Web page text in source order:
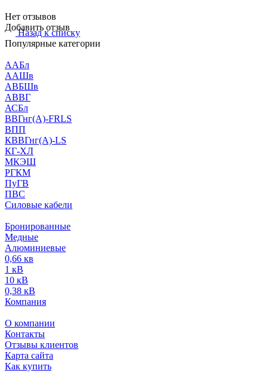
Нет отзывов
Добавить отзыв
Назад к списку
Популярные категории
ААБл
ААШв
АВБШв
АВВГ
АСБл
ВВГнг(А)-FRLS
ВПП
КВВГнг(А)-LS
КГ-ХЛ
МКЭШ
РГКМ
ПуГВ
ПВС
Силовые кабели
Бронированные
Медные
Алюминиевые
0,66 кв
1 кВ
10 кВ
0,38 кВ
Компания
О компании
Контакты
Отзывы клиентов
Карта сайта
Как купить